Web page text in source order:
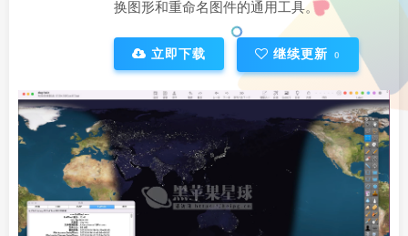
换图形和重命名图件的通用工具。
立即下载 继续更新 0